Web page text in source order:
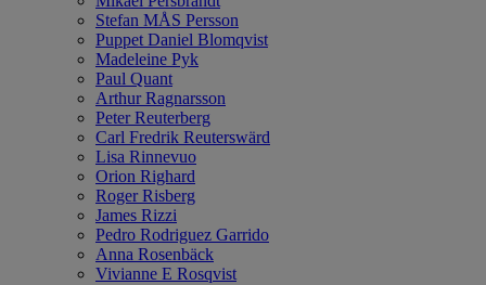
Stefan MÅS Persson
Puppet Daniel Blomqvist
Madeleine Pyk
Paul Quant
Arthur Ragnarsson
Peter Reuterberg
Carl Fredrik Reuterswärd
Lisa Rinnevuo
Orion Righard
Roger Risberg
James Rizzi
Pedro Rodriguez Garrido
Anna Rosenbäck
Vivianne E Rosqvist